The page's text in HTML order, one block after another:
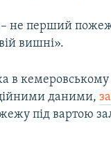
– не перший
вишні».
в кемеровському
даними,
під вартою